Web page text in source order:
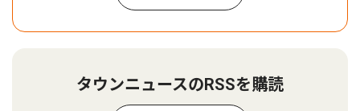
タウンニュースのRSSを購読